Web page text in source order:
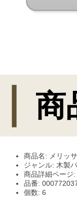
商品名: メリッ
ジャンル: 木製
商品詳細ページ:
品番:
個数: 6